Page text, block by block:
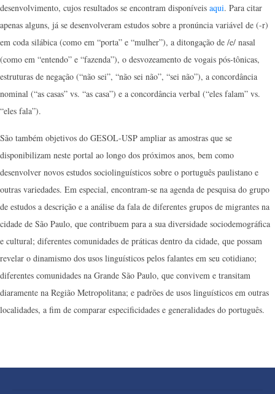
desenvolvimento, cujos resultados se encontram disponíveis aqui. Para citar
apenas alguns, já se desenvolveram estudos sobre a pronúncia variável de (-r)
em coda silábica (como em “porta” e “mulher”), a ditongação de /e/ nasal
(como em “entendo” e “fazenda”), o desvozeamento de vogais pós-tônicas,
estruturas de negação (“não sei”, “não sei não”, “sei não”), a concordância
nominal (“as casas” vs. “as casa”) e a concordância verbal (“eles falam” vs.
“eles fala”).
São também objetivos do GESOL-USP ampliar as amostras que se
disponibilizam neste portal ao longo dos próximos anos, bem como
desenvolver novos estudos sociolinguísticos sobre o português paulistano e
outras variedades. Em especial, encontram-se na agenda de pesquisa do grupo
de estudos a descrição e a análise da fala de diferentes grupos de migrantes na
cidade de São Paulo, que contribuem para a sua diversidade sociodemográfica
e cultural; diferentes comunidades de práticas dentro da cidade, que possam
revelar o dinamismo dos usos linguísticos pelos falantes em seu cotidiano;
diferentes comunidades na Grande São Paulo, que convivem e transitam
diaramente na Região Metropolitana; e padrões de usos linguísticos em outras
localidades, a fim de comparar especificidades e generalidades do português.